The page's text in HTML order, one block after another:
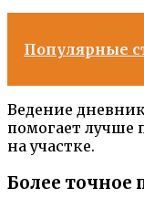
Популярные
Ведение
помогает лучше
на участке.
Более точное